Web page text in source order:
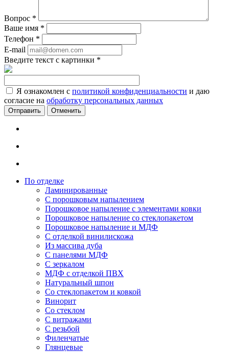
Вопрос *
Ваше имя *
Телефон *
E-mail
Введите текст с картинки *
Я ознакомлен с политикой конфиденциальности и даю
согласие на обработку персональных данных
Отменить
По отделке
Ламинированные
С порошковым напылением
Порошковое напыление с элементами ковки
Порошковое напыление со стеклопакетом
Порошковое напыление и МДФ
С отделкой винилискожа
Из массива дуба
С панелями МДФ
С зеркалом
МДФ с отделкой ПВХ
Натуральный шпон
Со стеклопакетом и ковкой
Винорит
Со стеклом
С витражами
С резьбой
Филенчатые
Глянцевые